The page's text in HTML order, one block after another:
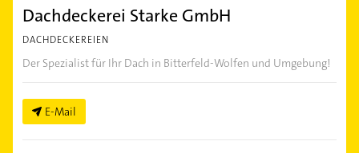
Dachdeckerei Starke GmbH
DACHDECKEREIEN
Der Spezialist für Ihr Dach in Bitterfeld-Wolfen und Umgebung!
E-Mail